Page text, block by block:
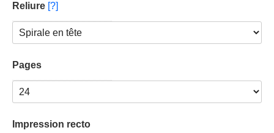
Reliure [?]
Pages
Impression recto